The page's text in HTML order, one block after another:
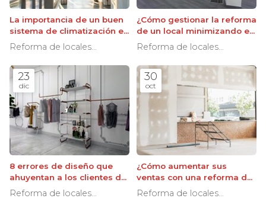
La importancia de un buen
sistema de climatización en
locales reformados
Reforma de locales
¿Cómo gestionar la reforma
de un local minimizando el
tiempo de cierre?
Reforma de locales
23
dic
8 errores de diseño que
ahuyentan a los clientes de
su local
Reforma de locales
30
oct
¿Cómo aumentar sus
ventas con una reforma del
local comercial?
Reforma de locales